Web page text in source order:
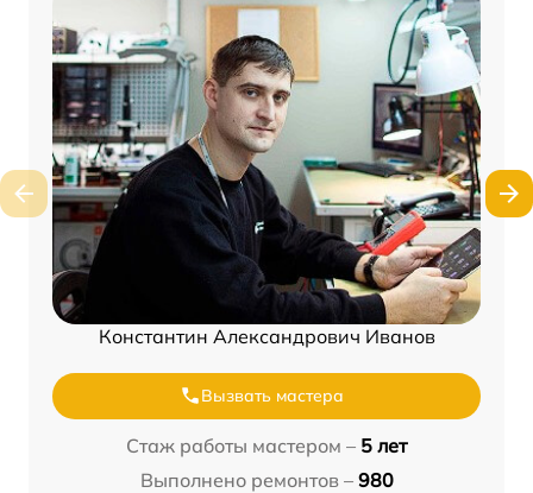
Константин Александрович Иванов
Вызвать мастера
Стаж работы мастером – 5 лет
Выполнено ремонтов – 980